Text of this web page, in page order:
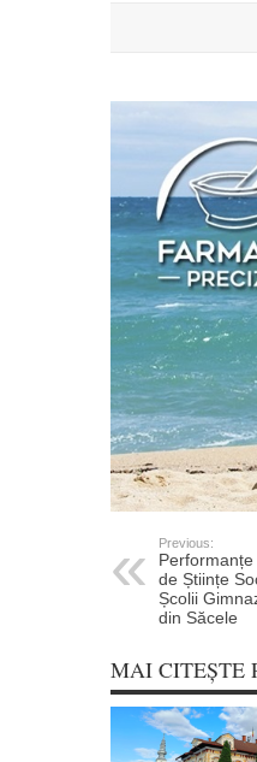
Previous:
de Științe
Școlii
din Săcele
MAI CITEȘTE